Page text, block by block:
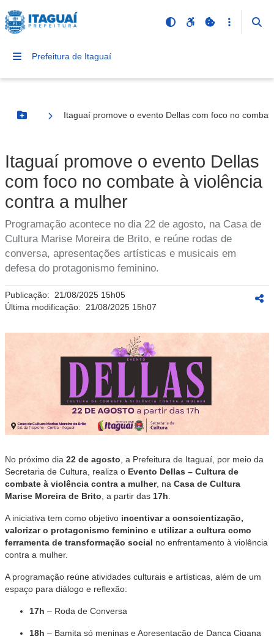
Prefeitura de Itaguaí
Botão Menu
Itaguaí promove o evento Dellas com foco no
Itaguaí promove o evento Dellas
com foco no combate à violência
contra a mulher
Programação acontece no dia 22 de agosto, na Casa de
Cultura Marise Moreira de Brito, e reúne rodas de
conversa, apresentações artísticas e musicais em
defesa do protagonismo feminino.
Publicação: 21/08/2025 15h05
Última modificação: 21/08/2025 15h07
No próximo dia 22 de agosto, a Prefeitura de Itaguaí, por meio da
Secretaria de Cultura, realiza o Evento Dellas – Cultura de
combate à violência contra a mulher, na Casa de Cultura
Marise Moreira de Brito, a partir das 17h.
A iniciativa tem como objetivo incentivar a conscientização,
valorizar o protagonismo feminino e utilizar a cultura como
ferramenta de transformação social no enfrentamento à violência
contra a mulher.
A programação reúne atividades culturais e artísticas, além de um
espaço para diálogo e reflexão:
17h – Roda de Conversa
18h – Bamita só meninas e Apresentação de Dança Cigana